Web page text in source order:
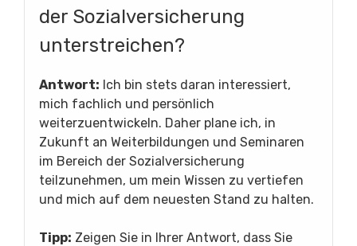
der Sozialversicherung
unterstreichen?
Antwort: Ich bin stets daran interessiert,
mich fachlich und persönlich
weiterzuentwickeln. Daher plane ich, in
Zukunft an Weiterbildungen und Seminaren
im Bereich der Sozialversicherung
teilzunehmen, um mein Wissen zu vertiefen
und mich auf dem neuesten Stand zu halten.
Tipp: Zeigen Sie in Ihrer Antwort, dass Sie